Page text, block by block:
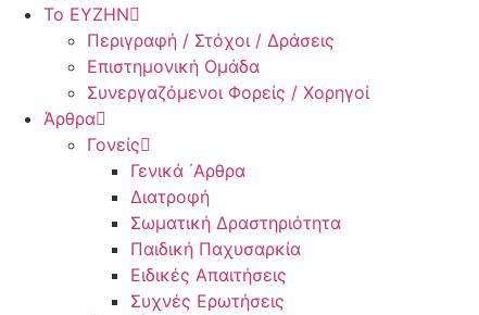
Το ΕΥΖΗΝ
Περιγραφή / Στόχοι / Δράσεις
Επιστημονική Ομάδα
Συνεργαζόμενοι Φορείς / Χορηγοί
Άρθρα
Γονείς
Γενικά ΄Αρθρα
Διατροφή
Σωματική Δραστηριότητα
Παιδική Παχυσαρκία
Ειδικές Απαιτήσεις
Συχνές Ερωτήσεις